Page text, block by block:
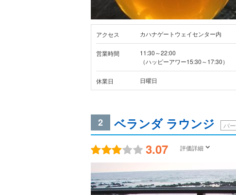
アクセス カハナゲートウェイセンター内
営業時間
11:30～22:00
（ハッピーアワー15:30～17:30）
休業日 日曜日
2 ベランダ ラウンジ バー
3.07 評価詳細